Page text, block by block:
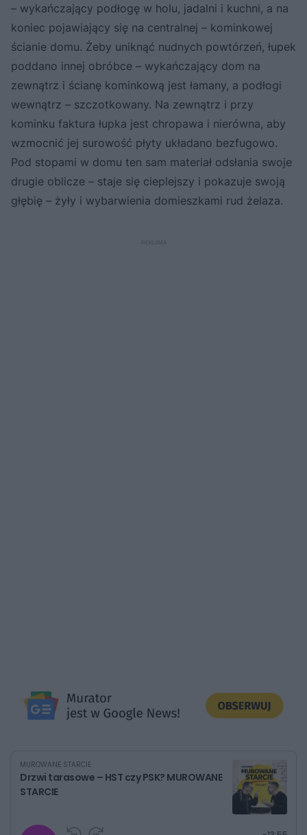
– wykańczający podłogę w holu, jadalni i kuchni, a na
koniec pojawiający się na centralnej – kominkowej
ścianie domu. Żeby uniknąć nudnych powtórzeń, łupek
poddano innej obróbce – wykańczający dom na
zewnątrz i ścianę kominkową jest łamany, a podłogi
wewnątrz – szczotkowany. Na zewnątrz i przy
kominku faktura łupka jest chropawa i nierówna, aby
wzmocnić jej surowość płyty układano bezfugowo.
Pod stopami w domu ten sam materiał odsłania swoje
drugie oblicze – staje się cieplejszy i pokazuje swoją
głębię – żyły i wybarwienia domieszkami rud żelaza.
MUROWANE STARCIE
Drzwi tarasowe – HST czy PSK? MUROWANE
STARCIE